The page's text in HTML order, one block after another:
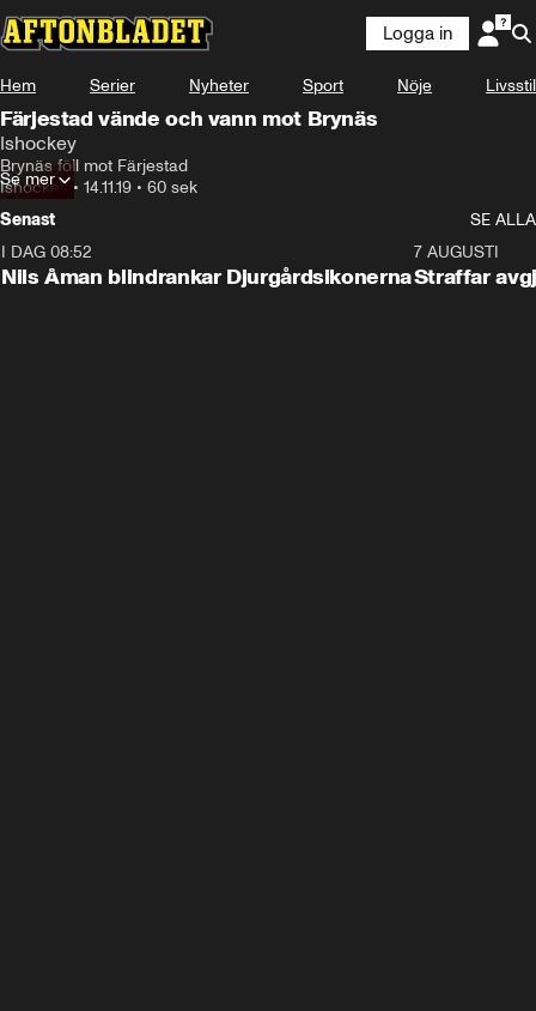
Logga in
Hem Serier Nyheter Sport Nöje Livsstil
Färjestad vände och vann mot Brynäs
Ishockey
Brynäs föll mot Färjestad
Ishockey• 14.11.19 • 60 sek
Se mer
Senast
SE ALLA
I DAG 08:52
Nils Åman blindrankar Djurgårdsikonerna
7 AUGUSTI
Straffar